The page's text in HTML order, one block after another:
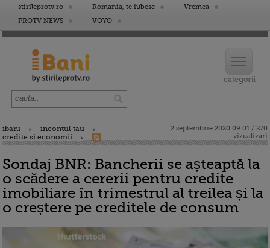
stirileprotv.ro Romania, te iubesc
Vremea
PROTV NEWS
VOYO
ibani
incontul tau
credite si economii
2 septembrie 2020 09:01 / 270
vizualizari
Sondaj BNR: Bancherii se așteaptă la
o scădere a cererii pentru credite
imobiliare în trimestrul al treilea și la
o creștere pe creditele de consum